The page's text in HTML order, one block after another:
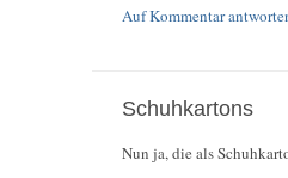
Auf Kommentar
Schuhkartons
Nun ja, die als